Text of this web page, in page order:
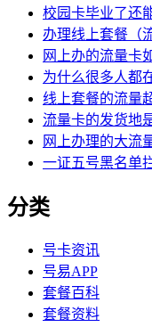
校园卡毕业了还
办理线上套餐（
网上办的流量卡
为什么很多人都
线上套餐的流量
流量卡的发货地
网上办理的大流
一证五号黑名单
分类
号卡资讯
号易APP
套餐百科
套餐资料